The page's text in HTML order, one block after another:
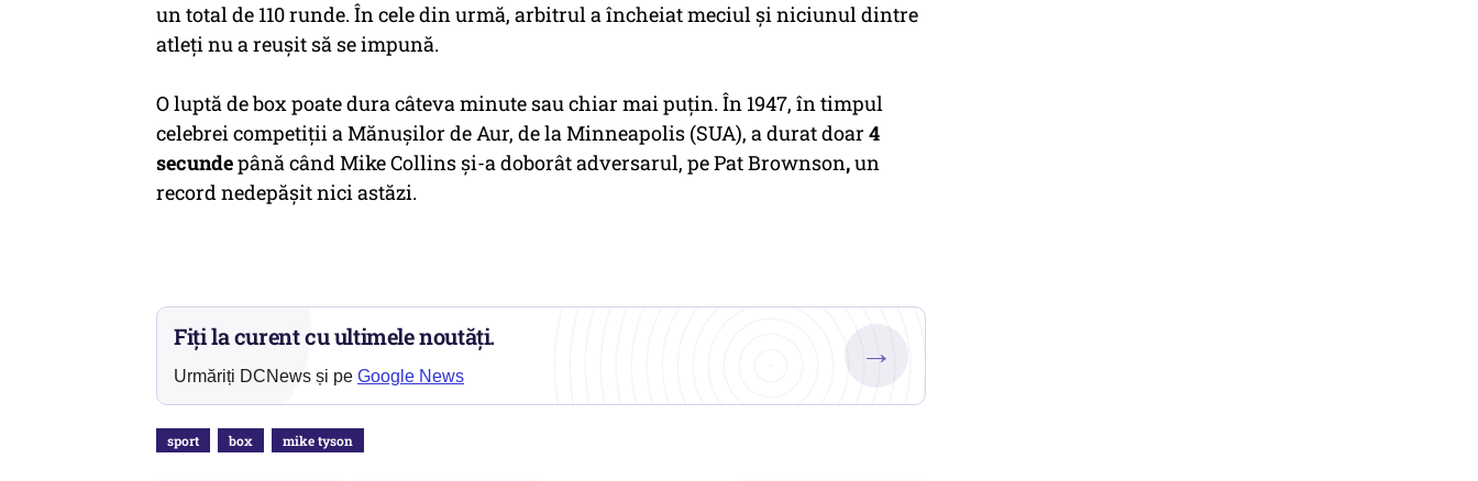
un total de 110 runde. În cele din urmă, arbitrul a încheiat meciul și niciunul dintre
atleți nu a reușit să se impună.
O luptă de box poate dura câteva minute sau chiar mai puțin. În 1947, în timpul
celebrei competiții a Mănușilor de Aur, de la Minneapolis (SUA), a durat doar 4
secundepână când Mike Collins și-a doborât adversarul, pe Pat Brownson,un
record nedepășit nici astăzi.
Fiți la curent cu ultimele noutăți.
Urmăriți DCNews și pe Google News
→
sport box mike tyson